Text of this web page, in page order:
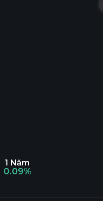
1 Năm
0.09%